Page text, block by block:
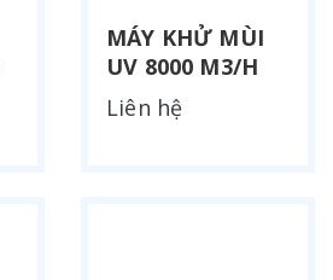
MÁY KHỬ MÙI
UV 8000 M3/H
Liên hệ